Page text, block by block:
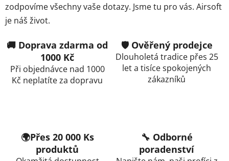
zodpovíme všechny vaše dotazy. Jsme tu pro vás. Airsoft
je náš život.
🚚 Doprava zdarma od
1000 Kč
Při objednávce nad 1000
Kč neplatíte za dopravu
🛡️ Ověřený prodejce
Dlouholetá tradice přes 25
let a tisíce spokojených
zákazníků
🌍Přes 20 000 Ks
produktů
🔧 Odborné
poradenství